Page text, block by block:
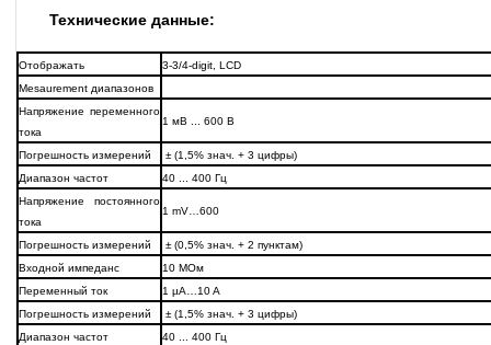
Технические данные:
Отображать
3-3/4-digit, LCD
Mesaurement диапазонов
Напряжение переменного
тока
1 мВ ... 600 В
Погрешность измерений
± (1,5% знач. + 3 цифры)
Диапазон частот
40 ... 400 Гц
Напряжение постоянного
тока
1 mV…600
Погрешность измерений
± (0,5% знач. + 2 пунктам)
Входной импеданс
10 МОм
Переменный ток
1 µA…10 A
Погрешность измерений
± (1,5% знач. + 3 цифры)
Диапазон частот
40 ... 400 Гц